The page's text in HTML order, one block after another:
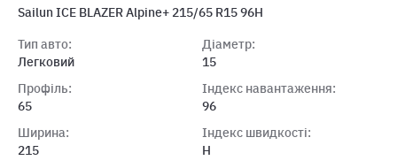
Sailun ICE BLAZER Alpine+ 215/65 R15 96H
Тип авто:
Легковий
Профіль:
65
Ширина:
215
Діаметр:
15
Індекс навантаження:
96
Індекс швидкості:
H